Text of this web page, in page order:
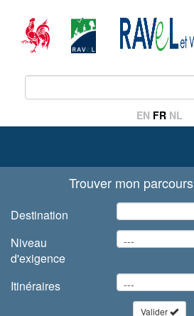
EN FR NL
Trouver mon parcours
Destination
Niveau
d'exigence
Itinéraires
Valider